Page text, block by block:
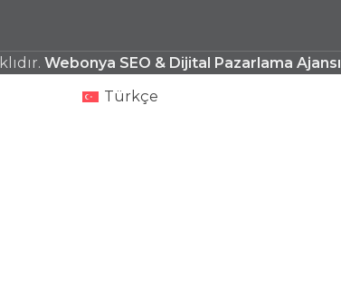
Webonya SEO & Dijital Pazarlama Ajansı
Türkçe